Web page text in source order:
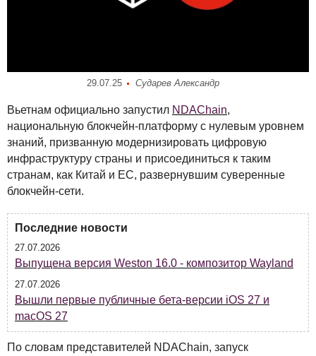
29.07.25 Сударев Александр
Вьетнам официально запустил NDAChain,
национальную блокчейн-платформу с нулевым уровнем
знаний, призванную модернизировать цифровую
инфраструктуру страны и присоединиться к таким
странам, как Китай и ЕС, развернувшим суверенные
блокчейн-сети.
Последние новости
27.07.2026
Выпущена версия Weston 16.0 - композитор Wayland
27.07.2026
Вышли первые публичные бета-версии iOS 27 и
macOS 27
По словам представителей NDAChain, запуск